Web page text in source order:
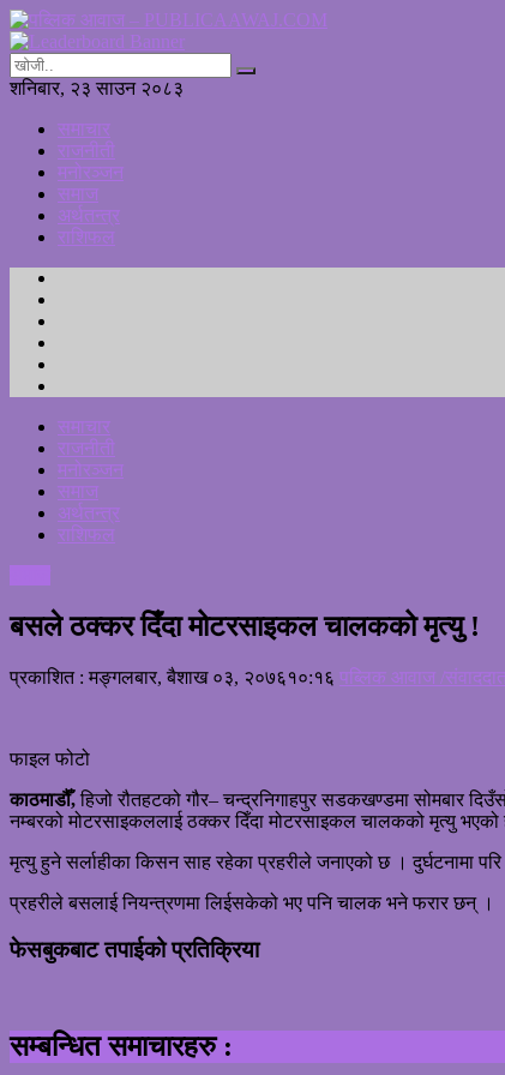
शनिबार, २३ साउन २०८३
समाचार
राजनीती
मनोरञ्जन
समाज
अर्थतन्त्र
राशिफल
समाचार
राजनीती
मनोरञ्जन
समाज
अर्थतन्त्र
राशिफल
बसले ठक्कर दिँदा मोटरसाइकल चालकको मृत्यु !
प्रकाशित : मङ्गलबार, बैशाख ०३, २०७६१०:१६ पब्लिक आवाज /
फाइल फोटो
काठमाडौँ,हिजो रौतहटको गौर– चन्द्रनिगाहपुर सडकखण्डमा सोमबार
नम्बरको मोटरसाइकललाई ठक्कर दिँदा मोटरसाइकल चालकको मृत्यु भएको
मृत्यु हुने सर्लाहीका किसन साह रहेका प्रहरीले जनाएको छ । दुर्घटनामा
प्रहरीले बसलाई नियन्त्रणमा लिईसकेको भए पनि चालक भने फरार छन् ।
फेसबुकबाट तपाईको प्रतिक्रिया
सम्बन्धित समाचारहरु :